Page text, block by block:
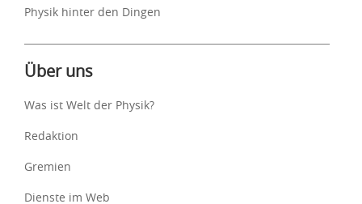
Physik hinter den Dingen
Über uns
Was ist Welt der Physik?
Redaktion
Gremien
Dienste im Web